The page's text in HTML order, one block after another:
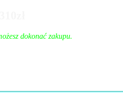
dokonać zakupu.